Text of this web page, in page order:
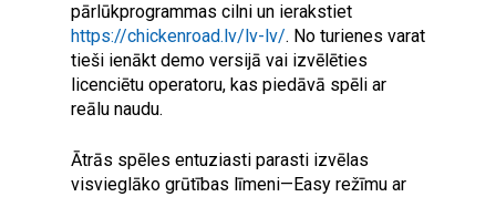
pārlūkprogrammas cilni un ierakstiet
https://chickenroad.lv/lv-lv/. No turienes varat
tieši ienākt demo versijā vai izvēlēties
licenciētu operatoru, kas piedāvā spēli ar
reālu naudu.
Ātrās spēles entuziasti parasti izvēlas
visvieglāko grūtības līmeni—Easy režīmu ar